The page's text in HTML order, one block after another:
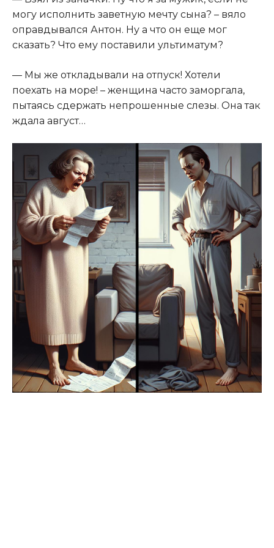
могу исполнить заветную мечту сына? – вяло
оправдывался Антон. Ну а что он еще мог
сказать? Что ему поставили ультиматум?
— Мы же откладывали на отпуск! Хотели
поехать на море! – женщина часто заморгала,
пытаясь сдержать непрошенные слезы. Она так
ждала август…